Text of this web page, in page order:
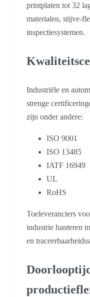
printplaten tot 32
materialen, stijve-
inspectiesystemen.
Industriële en
strenge
zijn onder andere:
ISO 9001
ISO 13485
IATF 16949
UL
RoHS
Toeleveranciers
industrie hanteren
en